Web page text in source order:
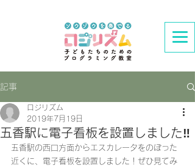
記事
五香駅に電子看板を設置しました‼
ロジリズム
2019年7月19日
五香駅の西口方面からエスカレータをのぼった
近くに、電子看板を設置しました！ぜひ見てみ